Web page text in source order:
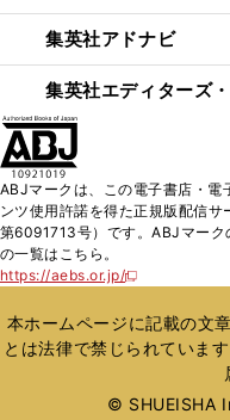
集英社アドナビ
集英社エディターズ
ABJマークは、この電子書店・電
ンツ使用許諾を得た正規版配信
第6091713号）です。ABJマーク
の一覧はこちら。
https://aebs.or.jp/
新
い
ウ
ィ
ウ
本ホームページに記載の文
とは法律で禁じられていま
© SHUEISHA